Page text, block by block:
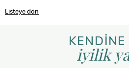
Listeye dön
KENDİNE
iyilik